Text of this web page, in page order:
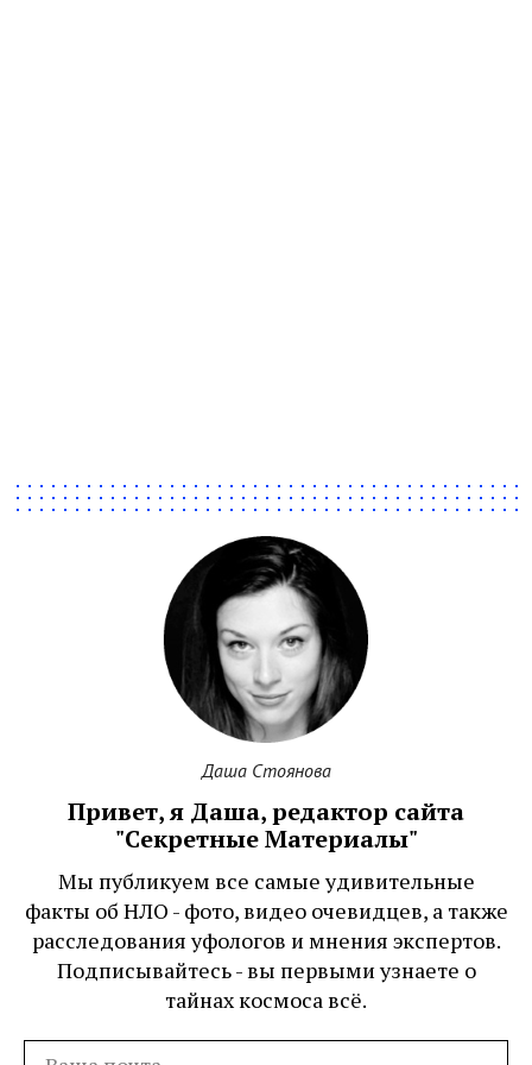
Даша Стоянова
Привет, я Даша, редактор сайта
"Секретные Материалы"
Мы публикуем все самые удивительные
факты об НЛО - фото, видео очевидцев, а также
расследования уфологов и мнения экспертов.
Подписывайтесь - вы первыми узнаете о
тайнах космоса всё.